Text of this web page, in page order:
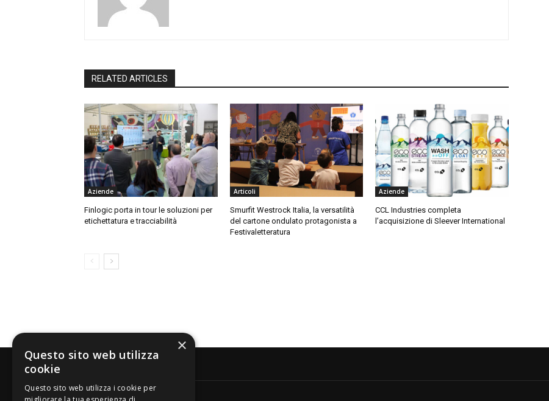
RELATED ARTICLES
Aziende
Finlogic porta in tour le soluzioni per
etichettatura e tracciabilità
Articoli
Smurfit Westrock Italia, la versatilità
del cartone ondulato protagonista a
Festivaletteratura
Aziende
CCL Industries completa
l’acquisizione di Sleever International
×
Questo sito web utilizza
cookie
Questo sito web utilizza i cookie per